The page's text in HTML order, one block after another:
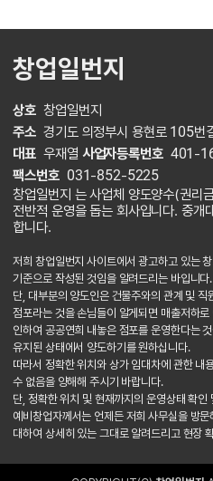
창업일번지
상호 창업일번지
주소 경기도 의정부시 용현로 105
대표 우재열 사업자등록번호 401-
팩스번호 031-852-5225
창업일번지 는 사업체 양도양수(권리
전반적 운영을 돕는 회사입니다. 중개
합니다.
저희 창업일번지 사이트에서 광고하고 있는
기준으로 작성된 것임을 알려드리는 바입니다.
단, 대부분의 양도인은 건물주와의 관계 및
점포라는 것을 손님들이 알게되면 매출저하
인하여 공공연희 내놓은 점포를 운영한다는
유지된 상태에서 양도하기를 원하십니다.
따라서 정확한 위치와 상가 임대차에 관한 내
수 없음을 양해해 주시기 바랍니다.
단, 정확한 위치 및 현재까지의 운영상태 확인
예비창업자께서는 언제든 저희 사무실을 방
대하여 상세히 있는 그대로 알려드리고 현장